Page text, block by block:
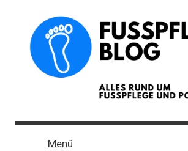
springen
Menü